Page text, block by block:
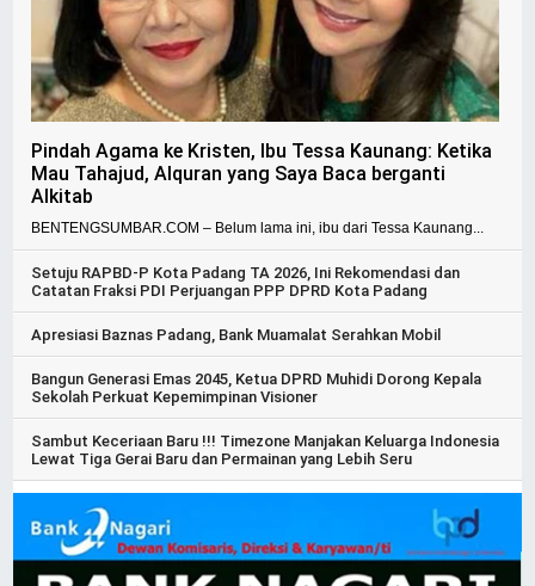
Pindah Agama ke Kristen, Ibu Tessa Kaunang: Ketika
Mau Tahajud, Alquran yang Saya Baca berganti
Alkitab
BENTENGSUMBAR.COM – Belum lama ini, ibu dari Tessa Kaunang...
Setuju RAPBD-P Kota Padang TA 2026, Ini Rekomendasi dan
Catatan Fraksi PDI Perjuangan PPP DPRD Kota Padang
Apresiasi Baznas Padang, Bank Muamalat Serahkan Mobil
Bangun Generasi Emas 2045, Ketua DPRD Muhidi Dorong Kepala
Sekolah Perkuat Kepemimpinan Visioner
Sambut Keceriaan Baru !!! Timezone Manjakan Keluarga Indonesia
Lewat Tiga Gerai Baru dan Permainan yang Lebih Seru